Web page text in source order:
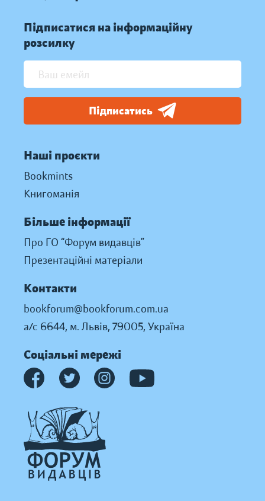
Підписатися на інформаційну
розсилку
Підписатись
Наші проєкти
Bookmints
Книгоманія
Більше інформації
Про ГО “Форум видавців”
Презентаційні матеріали
Контакти
bookforum@bookforum.com.ua
а/с 6644, м. Львів, 79005, Україна
Соціальні мережі